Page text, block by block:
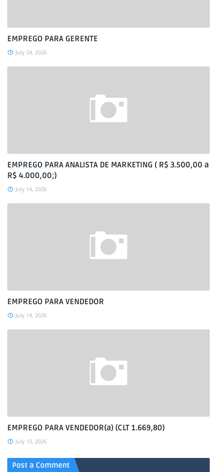
EMPREGO PARA GERENTE
July 24, 2026
EMPREGO PARA ANALISTA DE MARKETING ( R$ 3.500,00 a
R$ 4.000,00;)
July 14, 2026
EMPREGO PARA VENDEDOR
July 14, 2026
EMPREGO PARA VENDEDOR(a) (CLT 1.669,80)
July 10, 2026
Post a Comment